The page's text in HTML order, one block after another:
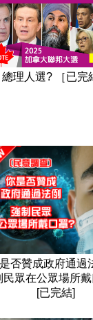
總理人選? ［已完
否贊成政府通過
民眾在公眾場所
[已完結]